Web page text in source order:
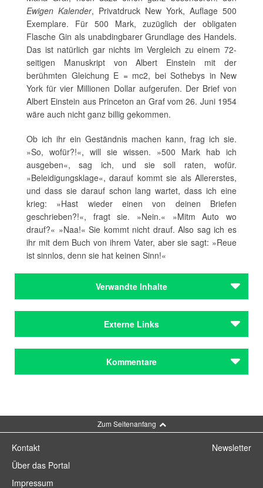
Ewigen Kalender, Privatdruck New York, Auflage 500
Exemplare. Für 500 Mark, zuzüglich der obligaten
Flasche Gin als unabdingbarer Grundlage des Handels.
Das ist natürlich gar nichts im Vergleich zu einem 72-
seitigen Manuskript von Albert Einstein mit der
berühmten Gleichung E = mc2, bei Sothebys in New
York für vier Millionen Dollar aufgerufen. Der Brief von
Albert Einstein aus Princeton an Graf vom 26. Juni 1954
wäre auch nicht ganz billig gekommen.
Ob ich ihr ein Geständnis machen kann, frag ich sie.
»So, wofür?!«, will sie wissen. »500 Mark hab ich
ausgeben«, sag ich, und sie soll raten, wofür.
»Beleidigungsklage«, darauf kommt sie als Allererstes,
und dass sie darauf schon lang wartet, dass ich eine
krieg: »Hast wieder einen von deinen Briefen
geschrieben?!«, fragt sie. »Nein.« »Mitm Auto wo
drauf?« »Naa!« Sie kommt nicht drauf. Also sag ich es
ihr mit dem Buch von ihrem Vater, aber sie sagt: »Reue
ist sinnlos, denn sie hat keinen Sinn!«
Verwandte Inhalte
Graf, Oskar Maria
Holzheimer, Gerd
Graf, Oskar Maria
Literaturhaus München
Institutionen
Zeitschriften
Externe Links
Oskar Maria Graf im Allitera Verlag
Kommentare
Zum Seitenanfang
Kontakt
Über das Portal
Impressum
Newsletter